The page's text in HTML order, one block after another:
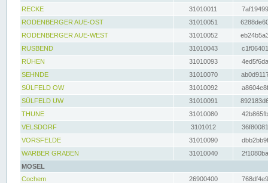
RECKE
31010011
RODENBERGER AUE-OST
31010051
RODENBERGER AUE-WEST
31010052
RUSBEND
31010043
RÜHEN
31010093
SEHNDE
31010070
SÜLFELD OW
31010092
SÜLFELD UW
31010091
THUNE
31010080
VELSDORF
3101012
VORSFELDE
31010090
WARBER GRABEN
31010040
MOSEL
Cochem
26900400